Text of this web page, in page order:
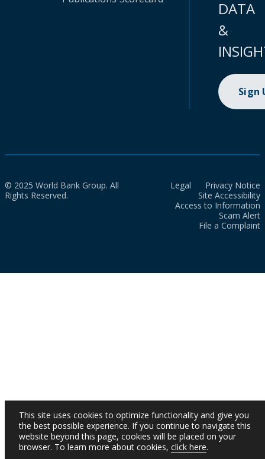
DATA
&
Sign
© 2025 World Bank Group. All
Rights Reserved.
Legal
Privacy Notice
Site Accessibility
Access to Information
Scam Alert
File a Complaint
This site uses cookies to optimize functionality and give you
the best possible experience. If you continue to navigate this
website beyond this page, cookies will be placed on your
browser. To learn more about cookies, click here.